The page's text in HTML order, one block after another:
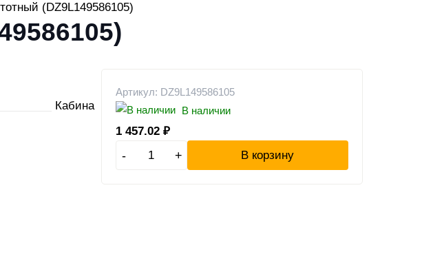
(DZ9L149586105)
Кабина
Артикул: DZ9L149586105
В наличии
1 457.02 ₽
- + В корзину